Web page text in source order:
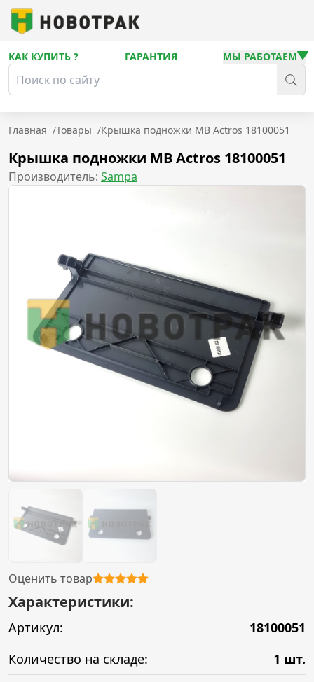
КАК КУПИТЬ ? ГАРАНТИЯ МЫ РАБОТАЕМ
Главная /Товары /Крышка подножки MB Actros 18100051
Крышка подножки MB Actros 18100051
Производитель: Sampa
Оценить товар
Характеристики:
Артикул:
18100051
Количество на складе:
1 шт.